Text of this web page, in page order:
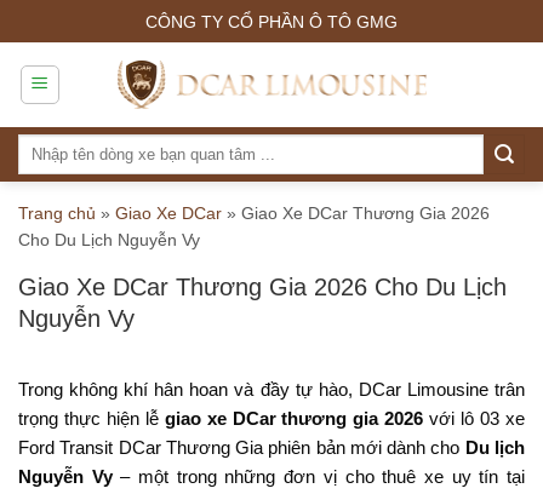
to
content
CÔNG TY CỔ PHẦN Ô TÔ GMG
Tìm
kiếm:
Trang chủ » Giao Xe DCar » Giao Xe DCar Thương Gia 2026
Cho Du Lịch Nguyễn Vy
Giao Xe DCar Thương Gia 2026 Cho Du Lịch
Nguyễn Vy
Trong không khí hân hoan và đầy tự hào, DCar Limousine trân
trọng thực hiện lễ giao xe DCar thương gia 2026 với lô 03 xe
Ford Transit DCar Thương Gia phiên bản mới dành cho Du lịch
Nguyễn Vy– một trong những đơn vị cho thuê xe uy tín tại